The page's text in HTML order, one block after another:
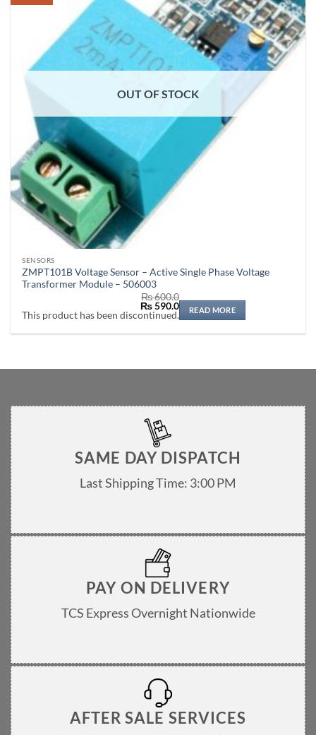
OUT OF STOCK
SENSORS
ZMPT101B Voltage Sensor – Active Single Phase Voltage
Transformer Module – 506003
₨600.0
Original
price
₨ 600.0.
₨590.0Current
price
is:
₨ 590.0.
This product has been discontinued. READ MORE
SAME DAY DISPATCH
Last Shipping Time: 3:00 PM
PAY ON DELIVERY
TCS Express Overnight Nationwide
AFTER SALE SERVICES